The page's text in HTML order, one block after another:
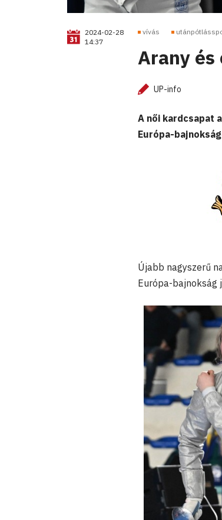
2024-02-28
14:37
vívás
Arany
UP-info
A női kardcsapat
Európa-
Újabb nagyszerű
Európa-bajnokság